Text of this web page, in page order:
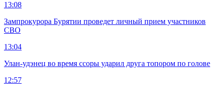
13:08
Зампрокурора Бурятии проведет личный прием участников
СВО
13:04
Улан-удэнец во время ссоры ударил друга топором по голове
12:57